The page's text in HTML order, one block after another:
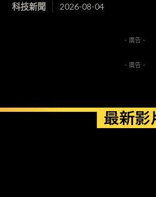
科技新聞 2026-08-04
- 廣告 -
- 廣告 -
最新影